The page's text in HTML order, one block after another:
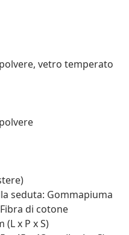
vetro temperato
seduta: Gommapiuma
di cotone
x P x S)